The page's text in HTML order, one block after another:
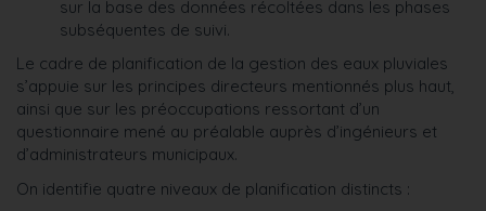
sur la base des données récoltées dans les phases
subséquentes de suivi.
Le cadre de planification de la gestion des eaux pluviales
s’appuie sur les principes directeurs mentionnés plus haut,
ainsi que sur les préoccupations ressortant d’un
questionnaire mené au préalable auprès d’ingénieurs et
d’administrateurs municipaux.
On identifie quatre niveaux de planification distincts :